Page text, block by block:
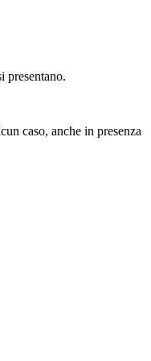
caso, anche in presenza